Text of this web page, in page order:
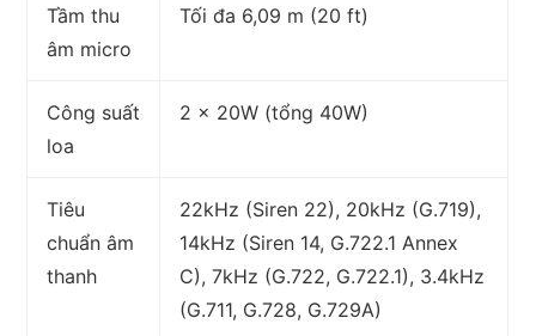
Tầm thu
âm micro
Tối đa 6,09 m (20 ft)
Công suất
loa
2 x 20W (tổng 40W)
Tiêu
chuẩn âm
thanh
22kHz (Siren 22), 20kHz (G.719),
14kHz (Siren 14, G.722.1 Annex
C), 7kHz (G.722, G.722.1), 3.4kHz
(G.711, G.728, G.729A)